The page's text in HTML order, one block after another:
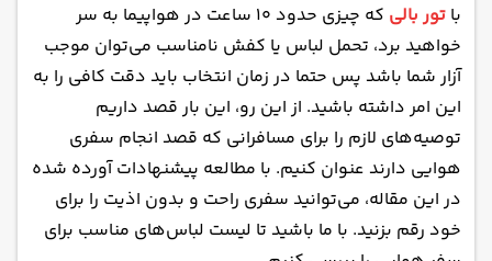
با تور بالی
که چیزی حدود ۱۰ ساعت در هواپیما به سر
خواهید برد، تحمل لباس یا کفش نامناسب می‌توان موجب
آزار شما باشد پس حتما در زمان انتخاب باید دقت کافی را به
این امر داشته باشید. از این رو، این بار قصد داریم
توصیه‌های لازم را برای مسافرانی که قصد انجام سفری
هوایی دارند عنوان کنیم. با مطالعه پیشنهادات آورده شده
در این مقاله، می‌توانید سفری راحت و بدون اذیت را برای
خود رقم بزنید. با ما باشید تا لیست لباس‌های مناسب برای